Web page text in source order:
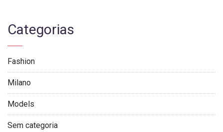
Categorias
Fashion
Milano
Models
Sem categoria